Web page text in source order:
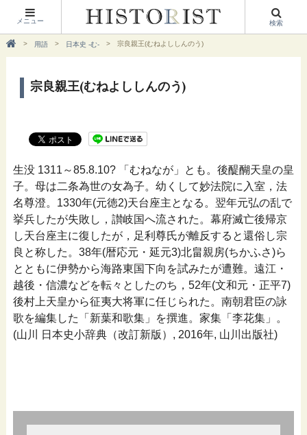
メニュー 検索
用語 日本史 -む- 宗良親王(むねよししんのう)
宗良親王(むねよししんのう)
生没 1311～85.8.10? 「むねなが」とも。後醍醐天皇の皇
子。母は二条為世の女為子。幼くして妙法院に入室，法
名尊澄。1330年(元徳2)天台座主となる。翌年元弘の乱で
挙兵したが失敗し，讃岐国へ流された。幕府滅亡後帰京
し天台座主に復したが，足利尊氏が離反すると還俗し宗
良と称した。38年(暦応元・延元3)北畠親房(ちかふさ)ら
とともに伊勢から海路東国下向を試みたが遭難。遠江・
越後・信濃などを転々としたのち，52年(文和元・正平7)
後村上天皇から征夷大将軍に任じられた。南朝君臣の詠
歌を編集した「新葉和歌集」を撰進。家集「李花集」。
(山川 日本史小辞典（改訂新版）, 2016年, 山川出版社)